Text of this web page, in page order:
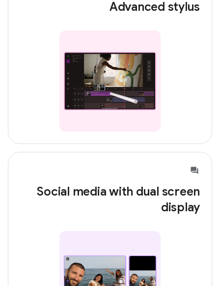
Advanced stylus
Social media with dual screen
display